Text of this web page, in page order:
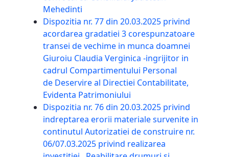
Mehedinti
Dispozitia nr. 77 din 20.03.2025 privind
acordarea gradatiei 3 corespunzatoare
transei de vechime in munca doamnei
Giuroiu Claudia Verginica -ingrijitor in
cadrul Compartimentului Personal
de Deservire al Directiei Contabilitate,
Evidenta Patrimoniului
Dispozitia nr. 76 din 20.03.2025 privind
indreptarea erorii materiale survenite in
continutul Autorizatiei de construire nr.
06/07.03.2025 privind realizarea